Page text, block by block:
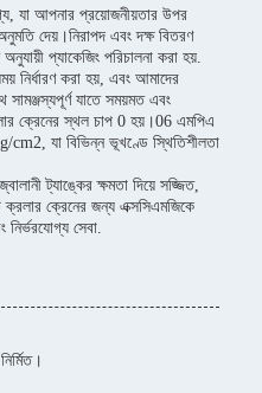
যা আপনার প্রয়োজনীয়তার উপর
দেয়।নিরাপদ এবং দক্ষ বিতরণ
প্যাকেজিং পরিচালনা করা হয়.
নির্ধারণ করা হয়, এবং আমাদের
সামঞ্জস্যপূর্ণ যাতে সময়মত এবং
ক্রেনের স্থল চাপ 0 হয়।06 এমপিএ
যা বিভিন্ন ভূখণ্ডে স্থিতিশীলতা
ট্যাঙ্কের ক্ষমতা দিয়ে সজ্জিত,
ক্রেনের জন্য এক্সসিএমজিকে
সেবা.